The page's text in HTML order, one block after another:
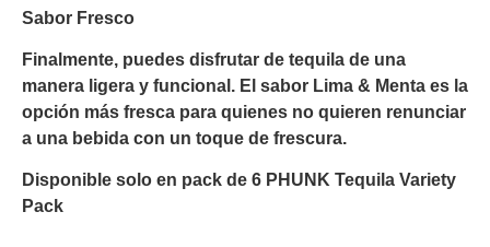
Sabor Fresco
Finalmente, puedes disfrutar de tequila de una
manera ligera y funcional. El sabor Lima & Menta es la
opción más fresca para quienes no quieren renunciar
a una bebida con un toque de frescura.
Disponible solo en pack de 6 PHUNK Tequila Variety
Pack